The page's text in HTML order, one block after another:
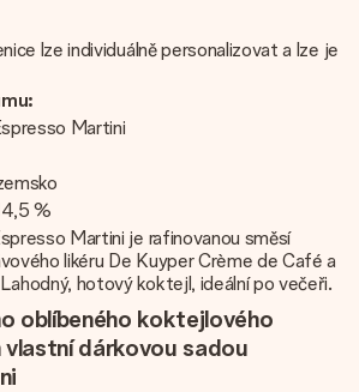
lze individuálně personalizovat a lze je
Martini
%
Martini je rafinovanou směsí
likéru De Kuyper Crème de Café a
hotový koktejl, ideální po večeři.
oblíbeného koktejlového
vlastní dárkovou sadou